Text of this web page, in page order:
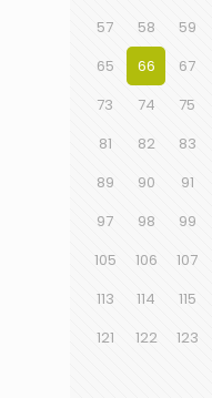
57
58 59
65
66 67
73
74 75
81
82 83
89
90 91
97
98 99
105
106 107
113
114 115
121
122 123